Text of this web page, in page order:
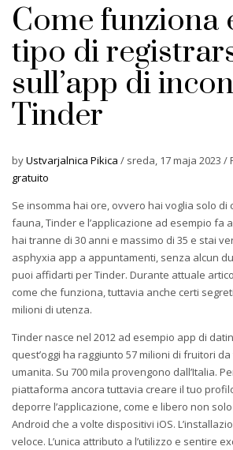
Come funziona
tipo di
sull’app di
Tinder
byUstvarjalnica Pikica / sreda, 17 maja 2023 /
gratuito
Se insomma hai ore, ovvero hai voglia solo
fauna, Tinder e l’applicazione ad esempio fa
hai tranne di 30 anni e massimo di 35 e stai
asphyxia app a appuntamenti, senza alcun
puoi affidarti per Tinder. Durante attuale
come che funziona, tuttavia anche certi
milioni di utenza.
Tinder nasce nel 2012 ad esempio app di
quest’oggi ha raggiunto 57 milioni di fruitori
umanita. Su 700 mila provengono dall’Italia.
piattaforma ancora tuttavia creare il tuo
deporre l’applicazione, come e libero non
Android che a volte dispositivi iOS.
veloce. L’unica attributo a l’utilizzo e sentire